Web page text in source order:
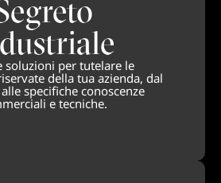
soluzioni per tutelare le
della tua azienda, dal
specifiche conoscenze
e tecniche.